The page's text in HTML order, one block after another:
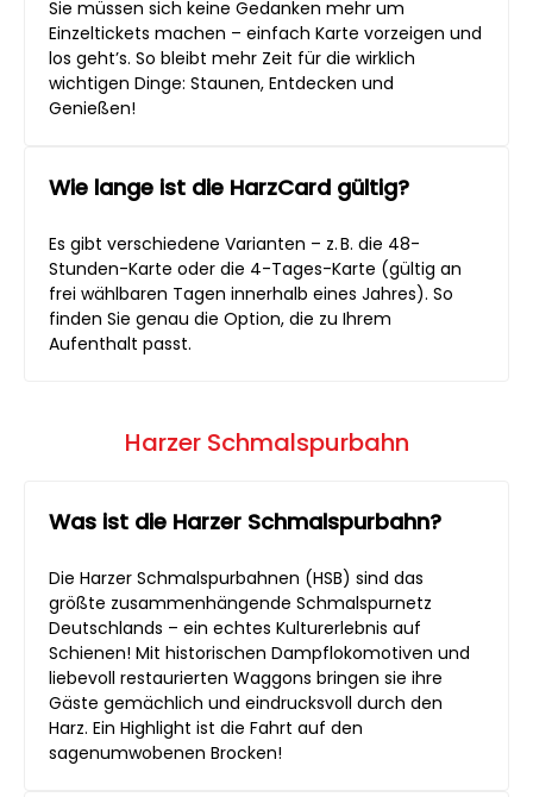
Sie müssen sich keine Gedanken mehr um
Einzeltickets machen – einfach Karte vorzeigen und
los geht’s. So bleibt mehr Zeit für die wirklich
wichtigen Dinge: Staunen, Entdecken und
Genießen!
Wie lange ist die HarzCard gültig?
Es gibt verschiedene Varianten – z. B. die 48-
Stunden-Karte oder die 4-Tages-Karte (gültig an
frei wählbaren Tagen innerhalb eines Jahres). So
finden Sie genau die Option, die zu Ihrem
Aufenthalt passt.
Harzer Schmalspurbahn
Was ist die Harzer Schmalspurbahn?
Die Harzer Schmalspurbahnen (HSB) sind das
größte zusammenhängende Schmalspurnetz
Deutschlands – ein echtes Kulturerlebnis auf
Schienen! Mit historischen Dampflokomotiven und
liebevoll restaurierten Waggons bringen sie ihre
Gäste gemächlich und eindrucksvoll durch den
Harz. Ein Highlight ist die Fahrt auf den
sagenumwobenen Brocken!